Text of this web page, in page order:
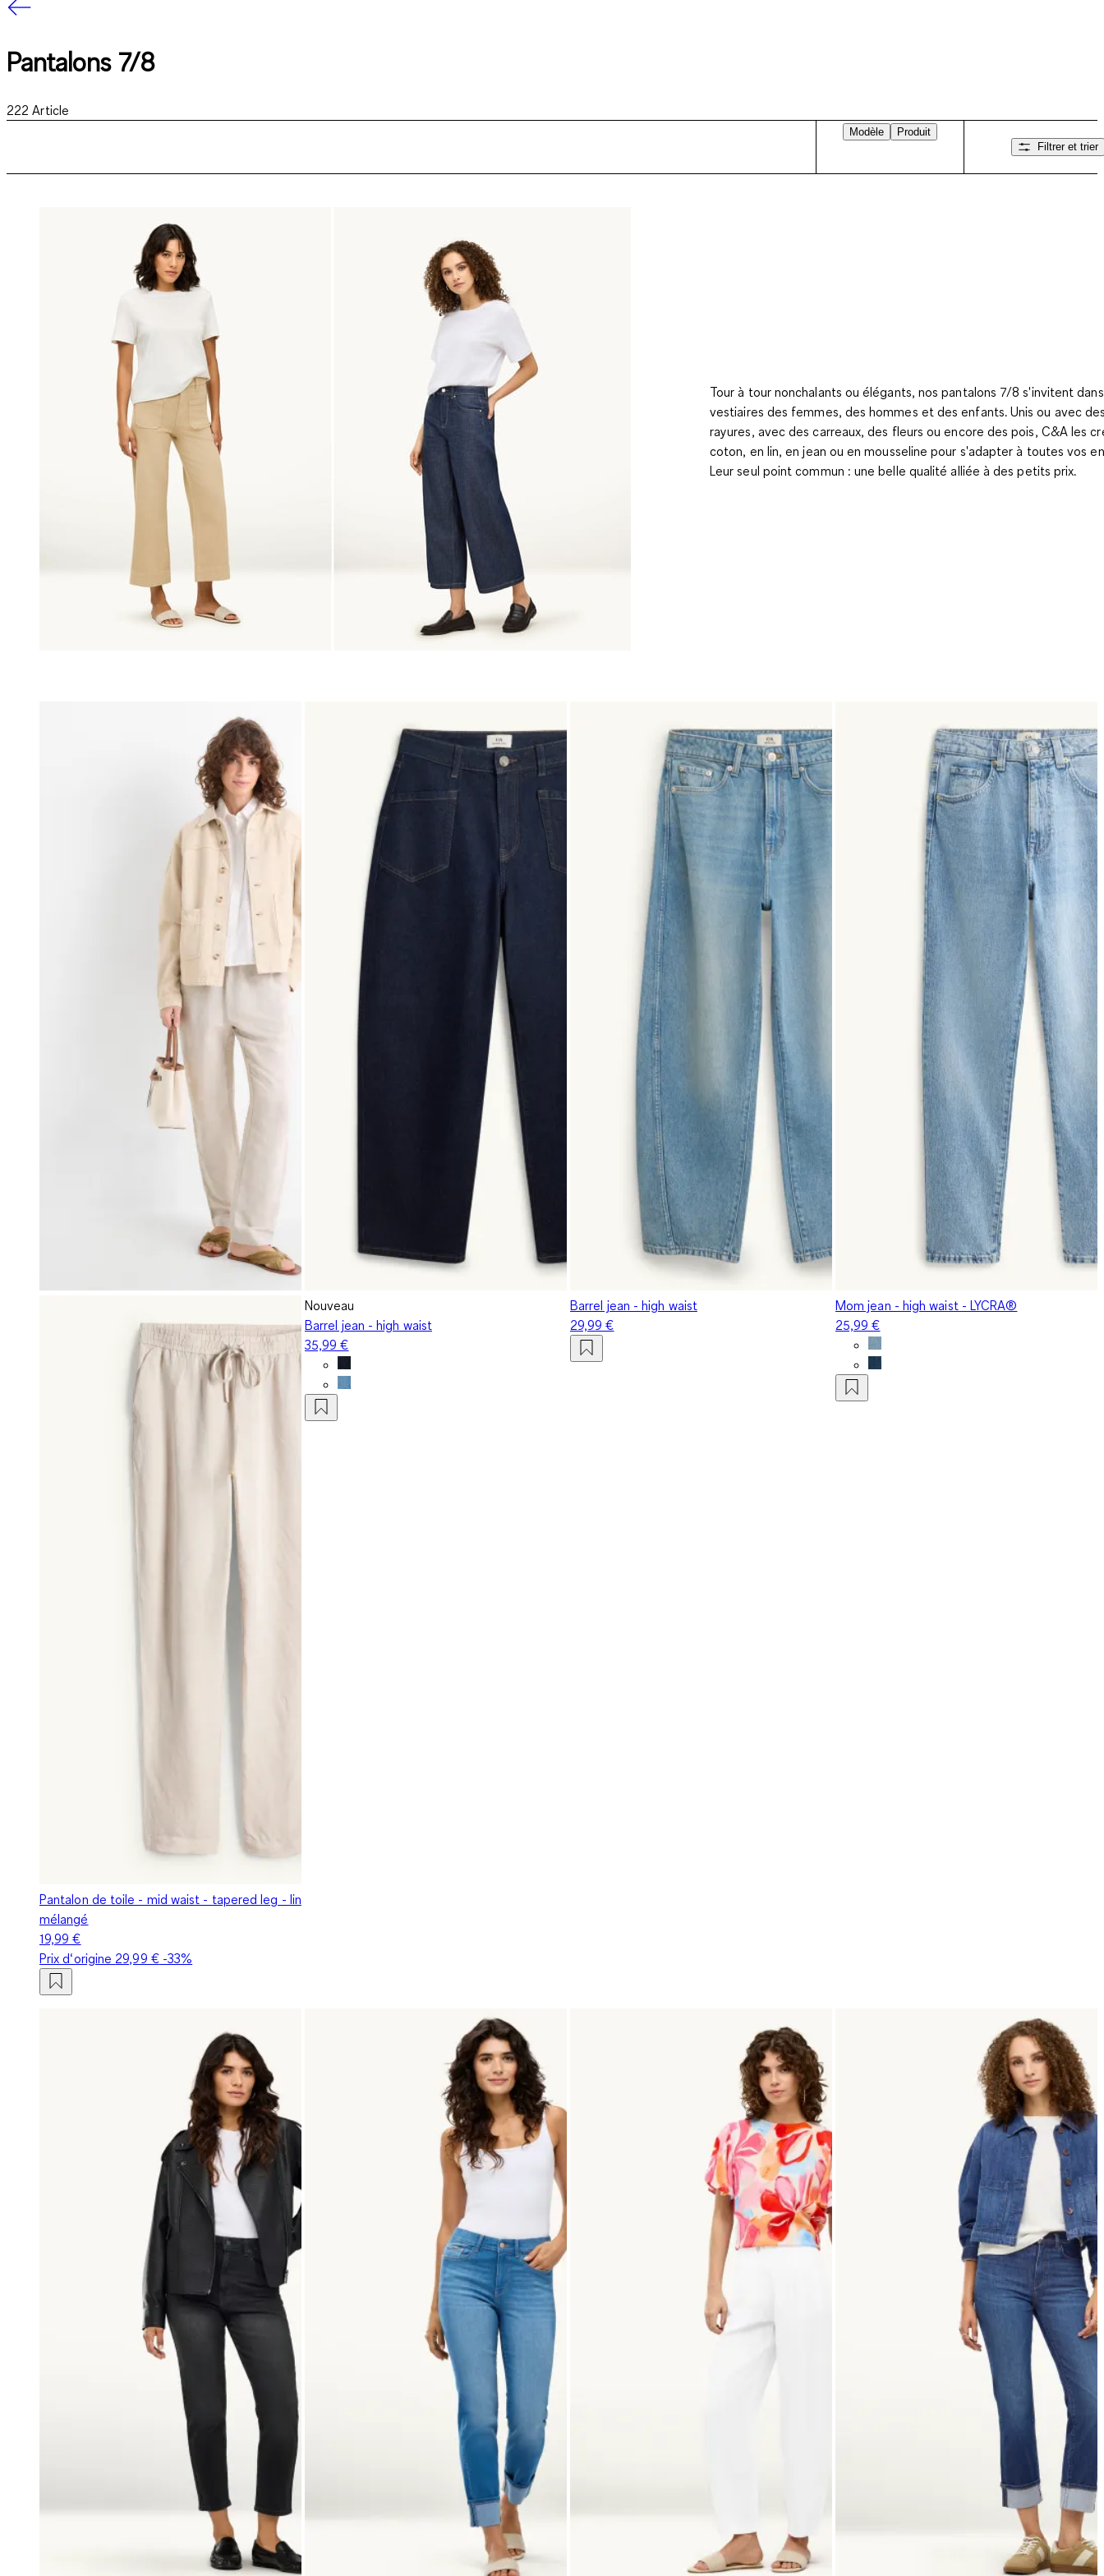
Pantalons 7/8
222 Article
Modèle
Produit
Filtrer et trier
Tour à tour nonchalants ou élégants, nos pantalons 7/8 s'invitent
vestiaires des femmes, des hommes et des enfants. Unis ou avec
rayures, avec des carreaux, des fleurs ou encore des pois, C&A les
coton, en lin, en jean ou en mousseline pour s'adapter à toutes vos
Leur seul point commun : une belle qualité alliée à des petits prix.
Pantalon de toile - mid waist - tapered leg - lin
mélangé
19,99 €
Prix d‘origine 29,99 €-33%
Nouveau
Barrel jean - high waist
35,99 €
Barrel jean - high waist
29,99 €
Mom jean - high waist - LYCRA®
25,99 €